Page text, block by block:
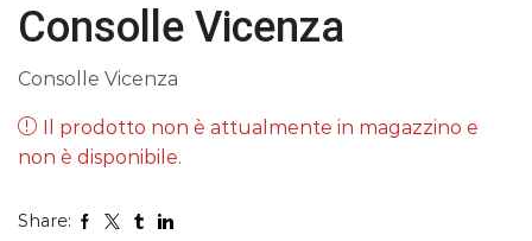
Consolle Vicenza
Consolle Vicenza
Il prodotto non è attualmente in magazzino e
non è disponibile.
Share: